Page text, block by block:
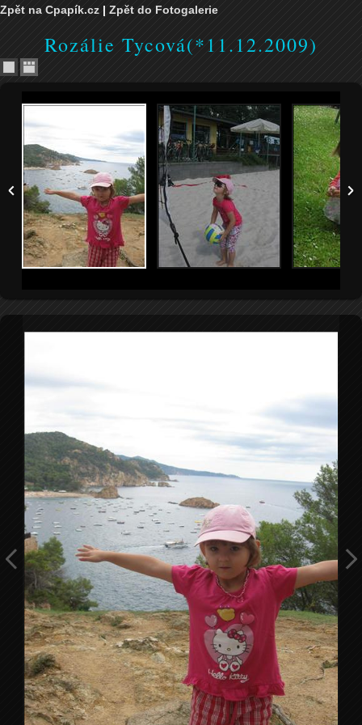
Zpět na Cpapík.cz | Zpět do Fotogalerie
Rozálie Tycová(*11.12.2009)